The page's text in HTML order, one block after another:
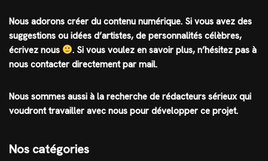
Nous adorons créer du contenu numérique. Si vous avez des
suggestions ou idées d’artistes, de personnalités célèbres,
écrivez nous
. Si vous voulez en savoir plus, n’hésitez pas à
nous contacter directement par mail.
Nous sommes aussi à la recherche de rédacteurs sérieux qui
voudront travailler avec nous pour développer ce projet.
Nos catégories